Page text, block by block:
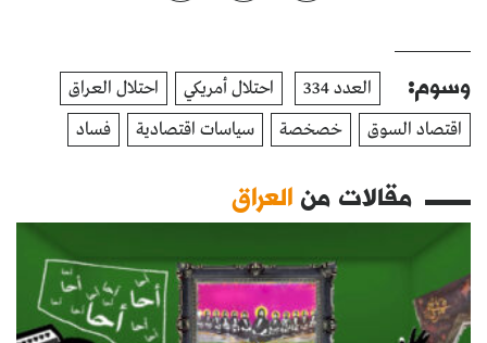
وسوم: العدد 334 احتلال أمريكي
احتلال العراق
اقتصاد السوق
خصخصة سياسات اقتصادية فساد
مقالات منالعراق